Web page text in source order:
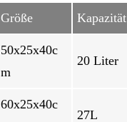
Größe Kapazität
50x25x40c
m
20 Liter
60x25x40c
27L